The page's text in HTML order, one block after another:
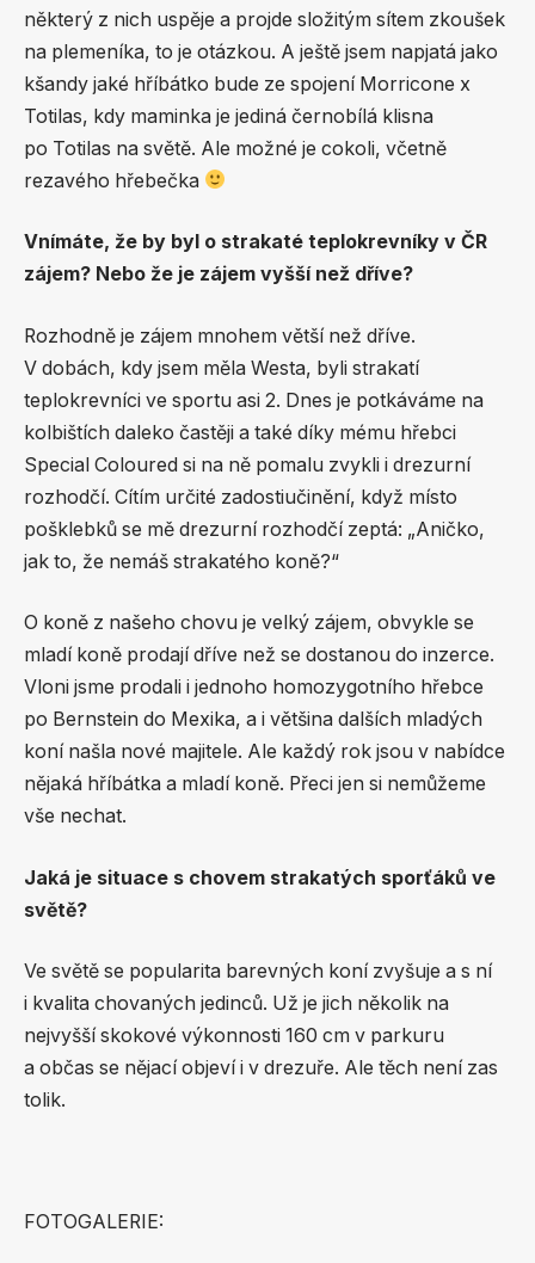
některý z nich uspěje a projde složitým sítem zkoušek
na plemeníka, to je otázkou. A ještě jsem napjatá jako
kšandy jaké hříbátko bude ze spojení Morricone x
Totilas, kdy maminka je jediná černobílá klisna
po Totilas na světě. Ale možné je cokoli, včetně
rezavého hřebečka
Vnímáte, že by byl o strakaté teplokrevníky v ČR
zájem? Nebo že je zájem vyšší než dříve?
Rozhodně je zájem mnohem větší než dříve.
V dobách, kdy jsem měla Westa, byli strakatí
teplokrevníci ve sportu asi 2. Dnes je potkáváme na
kolbištích daleko častěji a také díky mému hřebci
Special Coloured si na ně pomalu zvykli i drezurní
rozhodčí. Cítím určité zadostiučinění, když místo
pošklebků se mě drezurní rozhodčí zeptá: „Aničko,
jak to, že nemáš strakatého koně?“
O koně z našeho chovu je velký zájem, obvykle se
mladí koně prodají dříve než se dostanou do inzerce.
Vloni jsme prodali i jednoho homozygotního hřebce
po Bernstein do Mexika, a i většina dalších mladých
koní našla nové majitele. Ale každý rok jsou v nabídce
nějaká hříbátka a mladí koně. Přeci jen si nemůžeme
vše nechat.
Jaká je situace s chovem strakatých sporťáků ve
světě?
Ve světě se popularita barevných koní zvyšuje a s ní
i kvalita chovaných jedinců. Už je jich několik na
nejvyšší skokové výkonnosti 160 cm v parkuru
a občas se nějací objeví i v drezuře. Ale těch není zas
tolik.
FOTOGALERIE: